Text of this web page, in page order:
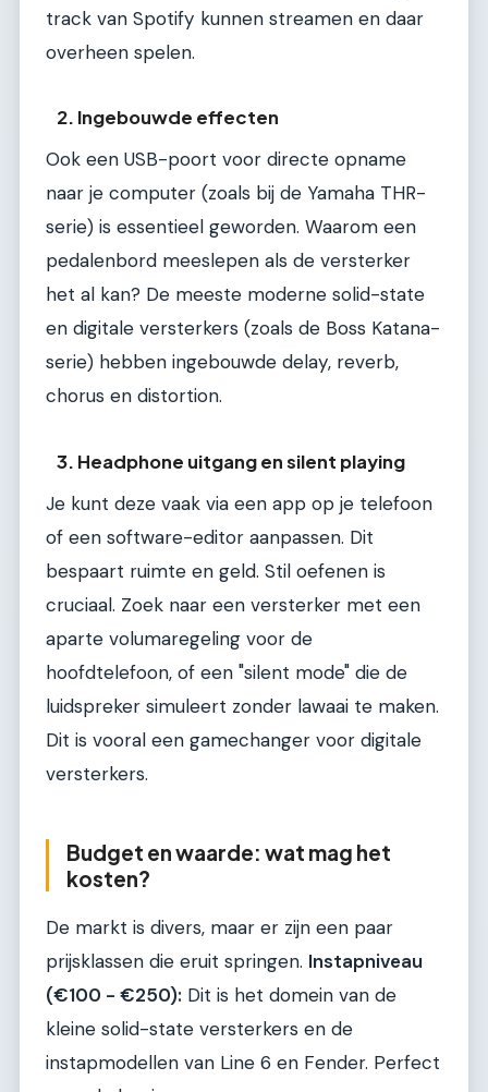
track van Spotify kunnen streamen en daar
overheen spelen.
2. Ingebouwde effecten
Ook een USB-poort voor directe opname
naar je computer (zoals bij de Yamaha THR-
serie) is essentieel geworden. Waarom een
pedalenbord meeslepen als de versterker
het al kan? De meeste moderne solid-state
en digitale versterkers (zoals de Boss Katana-
serie) hebben ingebouwde delay, reverb,
chorus en distortion.
3. Headphone uitgang en silent playing
Je kunt deze vaak via een app op je telefoon
of een software-editor aanpassen. Dit
bespaart ruimte en geld. Stil oefenen is
cruciaal. Zoek naar een versterker met een
aparte volumaregeling voor de
hoofdtelefoon, of een "silent mode" die de
luidspreker simuleert zonder lawaai te maken.
Dit is vooral een gamechanger voor digitale
versterkers.
Budget en waarde: wat mag het
kosten?
De markt is divers, maar er zijn een paar
prijsklassen die eruit springen. Instapniveau
(€100 - €250): Dit is het domein van de
kleine solid-state versterkers en de
instapmodellen van Line 6 en Fender. Perfect